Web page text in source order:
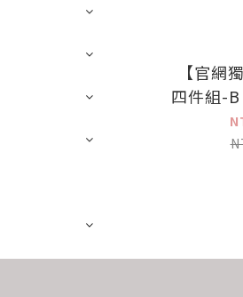
【官網
四件組-
性固定